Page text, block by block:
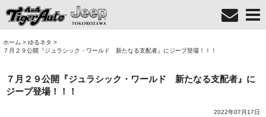
ホーム > ゆるネタ >
７月２９公開『ジュラシック・ワールド 新たなる支配者』にジープ登場！！！
７月２９公開『ジュラシック・ワールド 新たなる支配者』に
ジープ登場！！！
2022年07月17日